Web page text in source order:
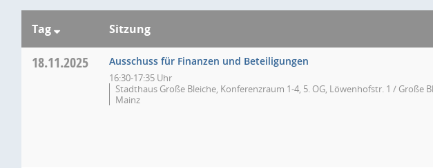
Tag Sitzung
18.11.2025 Ausschuss für Finanzen und Beteiligungen
16:30-17:35 Uhr
Stadthaus Große Bleiche, Konferenzraum 1-4, 5. OG, Löwenhofstr. 1 / Große
Mainz